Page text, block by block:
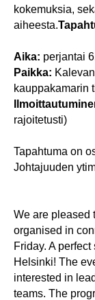
kokemuksia,
aiheesta.
Aika: perjantai
Paikka:
kauppakamarin
rajoitetusti)
Tapahtuma on
Johtajuuden
We are pleased
organised in
Friday. A
Helsinki! The
interested in
teams. The